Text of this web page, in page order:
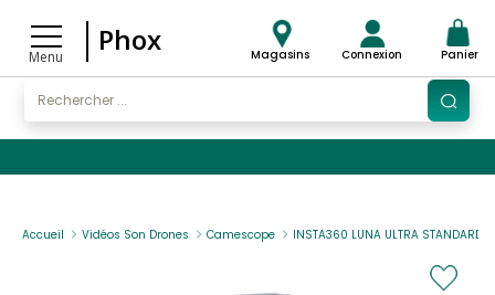
Menu
Phox Magasins Connexion Panier
Accueil Vidéos Son Drones Camescope INSTA360 LUNA ULTRA STANDARD